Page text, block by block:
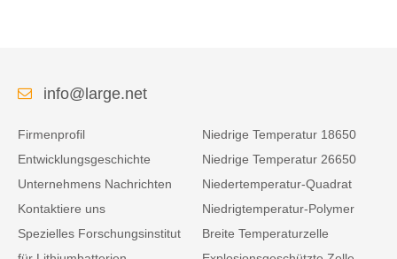
info@large.net
Firmenprofil
Entwicklungsgeschichte
Unternehmens Nachrichten
Kontaktiere uns
Spezielles Forschungsinstitut
Niedrige Temperatur 18650
Niedrige Temperatur 26650
Niedertemperatur-Quadrat
Niedrigtemperatur-Polymer
Breite Temperaturzelle